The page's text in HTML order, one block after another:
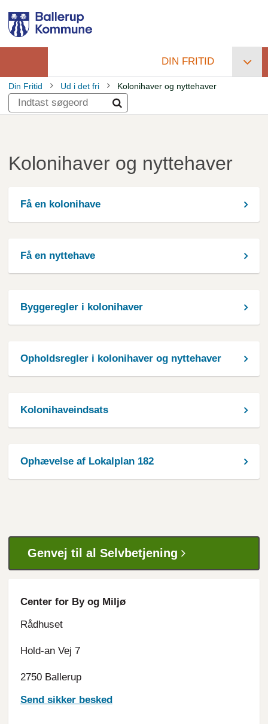
hovedindhold
Primær
navigation
DIN FRITID
Brødkrumme
Din Fritid Ud i det fri Kolonihaver og nyttehaver
Kolonihaver og nyttehaver
Få en kolonihave
Få en nyttehave
Byggeregler i kolonihaver
Opholdsregler i kolonihaver og nyttehaver
Kolonihaveindsats
Ophævelse af Lokalplan 182
Genvej til al Selvbetjening
Center for By og Miljø
Rådhuset
Hold-an Vej 7
2750 Ballerup
Send sikker besked